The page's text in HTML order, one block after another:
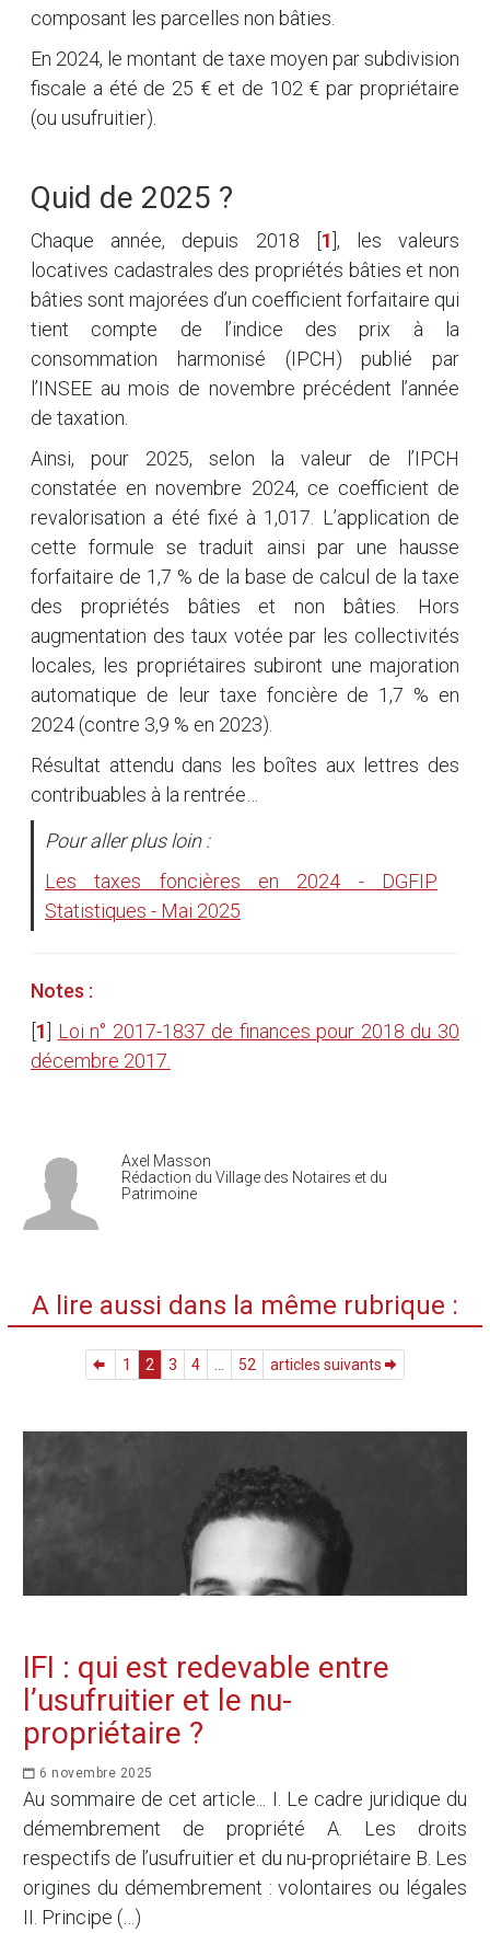
composant les parcelles non bâties.
En 2024, le montant de taxe moyen par subdivision
fiscale a été de 25 € et de 102 € par propriétaire
(ou usufruitier).
Quid de 2025 ?
Chaque année, depuis 2018 [1], les valeurs
locatives cadastrales des propriétés bâties et non
bâties sont majorées d’un coefficient forfaitaire qui
tient compte de l’indice des prix à la
consommation harmonisé (IPCH) publié par
l’INSEE au mois de novembre précédent l’année
de taxation.
Ainsi, pour 2025, selon la valeur de l’IPCH
constatée en novembre 2024, ce coefficient de
revalorisation a été fixé à 1,017. L’application de
cette formule se traduit ainsi par une hausse
forfaitaire de 1,7 % de la base de calcul de la taxe
des propriétés bâties et non bâties. Hors
augmentation des taux votée par les collectivités
locales, les propriétaires subiront une majoration
automatique de leur taxe foncière de 1,7 % en
2024 (contre 3,9 % en 2023).
Résultat attendu dans les boîtes aux lettres des
contribuables à la rentrée…
Pour aller plus loin :
Les taxes foncières en 2024 - DGFIP
Statistiques - Mai 2025
Notes :
[1] Loi n° 2017-1837 de finances pour 2018 du 30
décembre 2017.
Axel Masson
Rédaction du Village des Notaires et du
Patrimoine
A lire aussi dans la même rubrique :
1 2 3 4 52 articles suivants
IFI : qui est redevable entre
l’usufruitier et le nu-
propriétaire ?
6 novembre 2025
Au sommaire de cet article... I. Le cadre juridique du
démembrement de propriété A. Les droits
respectifs de l’usufruitier et du nu-propriétaire B. Les
origines du démembrement : volontaires ou légales
II. Principe (…)